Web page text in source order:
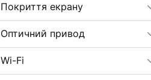
Покриття екрану
Оптичний привод
Wi-Fi